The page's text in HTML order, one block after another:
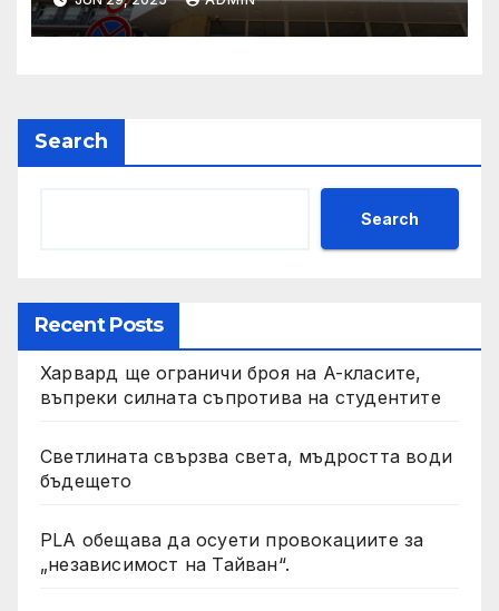
пенсионния модел в
България“
Search
Search
Recent Posts
Харвард ще ограничи броя на A-класите,
въпреки силната съпротива на студентите
Светлината свързва света, мъдростта води
бъдещето
PLA обещава да осуети провокациите за
„независимост на Тайван“.